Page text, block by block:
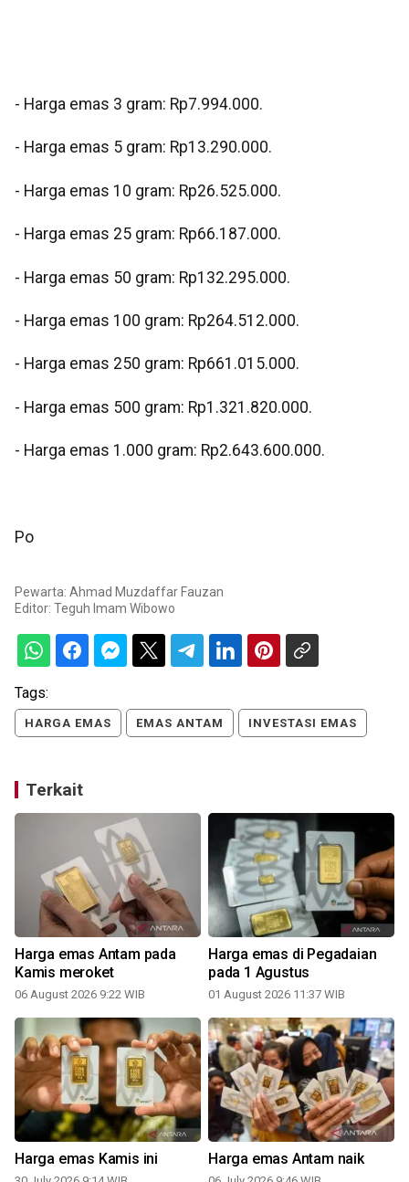
‎- Harga emas 3 gram: Rp7.994.000.
‎- Harga emas 5 gram: Rp13.290.000.
‎- Harga emas 10 gram: Rp26.525.000.
‎- Harga emas 25 gram: Rp66.187.000.
‎- Harga emas 50 gram: Rp132.295.000.
‎- Harga emas 100 gram: Rp264.512.000.
‎- Harga emas 250 gram: Rp661.015.000.
‎- Harga emas 500 gram: Rp1.321.820.000.
‎- Harga emas 1.000 gram: Rp2.643.600.000.
‎Po
Pewarta: Ahmad Muzdaffar Fauzan
Editor: Teguh Imam Wibowo
Tags:
HARGA EMAS EMAS ANTAM INVESTASI EMAS
Terkait
Harga emas Antam pada
Kamis meroket
06 August 2026 9:22 WIB
Harga emas di Pegadaian
pada 1 Agustus
01 August 2026 11:37 WIB
Harga emas Kamis ini Harga emas Antam naik